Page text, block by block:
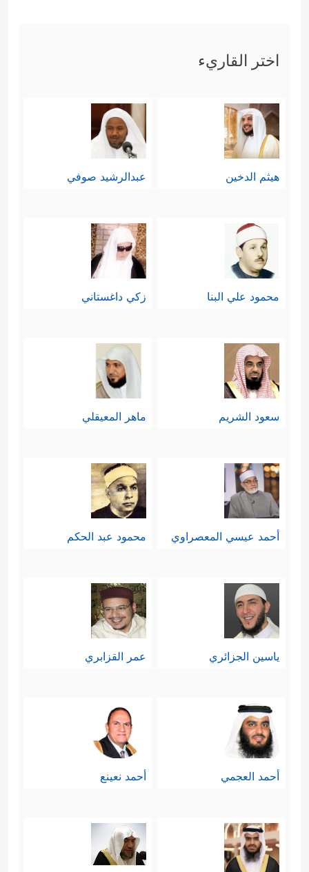
اختر القاريء
هيثم الدخين عبدالرشيد صوفي
محمود علي البنا زكي داغستاني
سعود الشريم ماهر المعيقلي
أحمد عيسي المعصراوي محمود عبد الحكم
ياسين الجزائري عمر القزابري
أحمد العجمي أحمد نعينع